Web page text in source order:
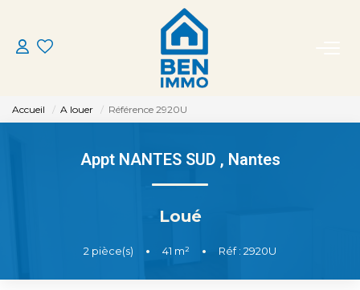
ACHETER
LOUER
MON AGENCE
Accueil A louer Référence 2920U
Appt NANTES SUD , Nantes
Loué
2 pièce(s) • 41 m² • Réf : 2920U